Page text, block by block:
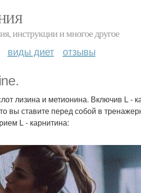
инструкции и многое другое
виды диет отзывы
лизина и метионина. Включив L -
вы ставите перед собой в
L - карнитина: